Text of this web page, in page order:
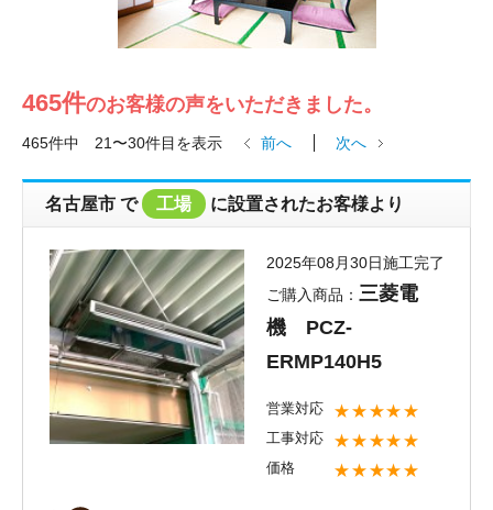
465件のお客様の声をいただきました。
465件中 21〜30件目を表示 前へ 次へ
名古屋市 で 工場 に設置されたお客様より
2025年08月30日施工完了
ご購入商品： 三菱電
機 PCZ-
ERMP140H5
営業対応 ★★★★★
工事対応 ★★★★★
価格 ★★★★★